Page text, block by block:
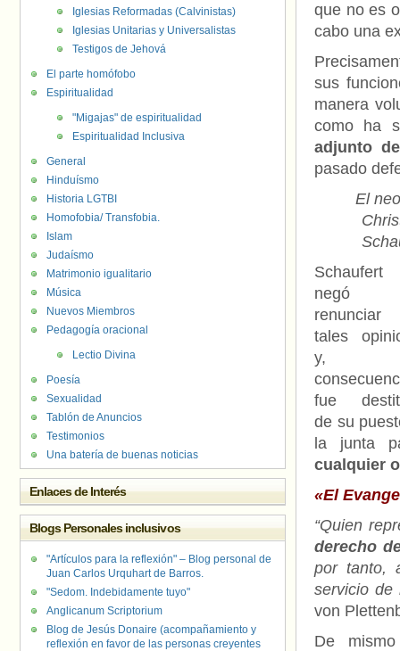
que no es
cabo una
sus
manera
como ha
adjunto
pasado
El
tales
y,
fue
de su
la junta
cualquier
«El
“Quien
derecho
por tanto,
servicio de
von
De
Iglesias Reformadas (Calvinistas)
Iglesias Unitarias y Universalistas
Testigos de Jehová
El parte homófobo
Espiritualidad
"Migajas" de espiritualidad
Espiritualidad Inclusiva
General
Hinduísmo
Historia LGTBI
Homofobia/ Transfobia.
Islam
Judaísmo
Matrimonio igualitario
Música
Nuevos Miembros
Pedagogía oracional
Lectio Divina
Poesía
Sexualidad
Tablón de Anuncios
Testimonios
Una batería de buenas noticias
Enlaces de Interés
Blogs Personales inclusivos
"Artículos para la reflexión" – Blog personal de
Juan Carlos Urquhart de Barros.
"Sedom. Indebidamente tuyo"
Anglicanum Scriptorium
Blog de Jesús Donaire (acompañamiento y
reflexión en favor de las personas creyentes